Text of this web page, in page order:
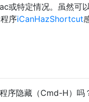
或特定情况。虽然可
序iCanHazShortcut
序隐藏（Cmd-H）吗